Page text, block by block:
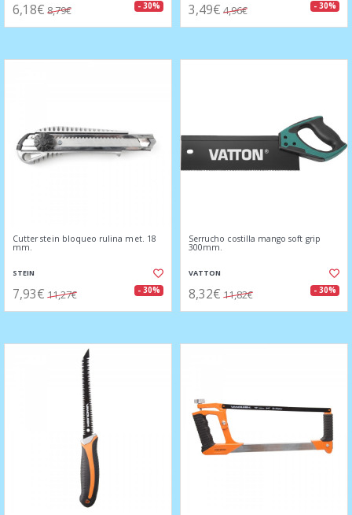
6,18€ 8,79€ - 30% 3,49€ 4,96€ - 30%
Cutter stein bloqueo rulina met. 18
mm.
STEIN
7,93€ 11,27€ - 30%
Serrucho costilla mango soft grip
300mm.
VATTON
8,32€ 11,82€ - 30%